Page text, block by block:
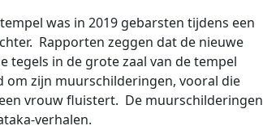
was in 2019 gebarsten tijdens een
Rapporten zeggen dat de nieuwe
in de grote zaal van de tempel
om zijn muurschilderingen, vooral die
vrouw fluistert. De muurschilderingen
verhalen.